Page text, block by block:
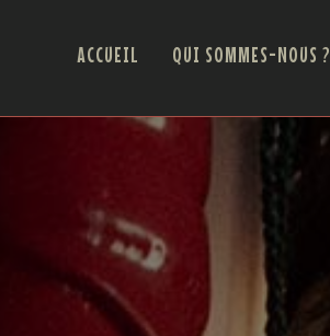
ACCUEIL QUI SOMMES-NOUS ?